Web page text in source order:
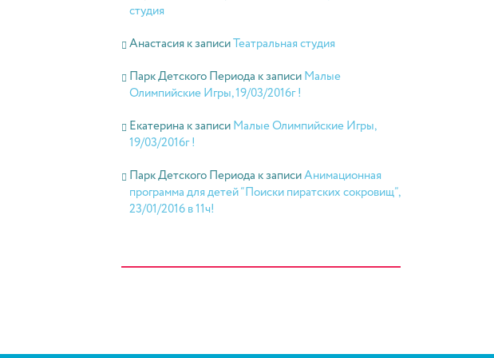
студия
Анастасияк записиТеатральная студия
Парк Детского Периода к записиМалые
Олимпийские Игры, 19/03/2016г !
Екатерина к записиМалые Олимпийские Игры,
19/03/2016г !
Парк Детского Периода к записиАнимационная
программа для детей “Поиски пиратских сокровищ”,
23/01/2016 в 11ч!